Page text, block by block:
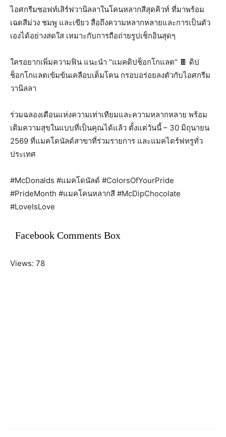
ไอศกรีมซอฟท์เสิร์ฟวานิลลาในโคนหลากสีสุดคิวท์ ที่มาพร้อม
เฉดสีม่วง ชมพู และเขียว สื่อถึงความหลากหลายและการเป็นตัว
เองได้อย่างสดใส เหมาะกับการถือถ่ายรูปเช็กอินสุดๆ
ใครอยากเพิ่มความฟิน แนะนำ “แมคดิปช็อกโกแลต” 🍫 ดิป
ช็อกโกแลตเข้มข้นเคลือบเต็มโคน กรอบอร่อยลงตัวกับไอศกรีม
วานิลลา
ร่วมฉลองเดือนแห่งความเท่าเทียมและความหลากหลาย พร้อม
เติมความสุขในแบบที่เป็นคุณได้แล้ว ตั้งแต่วันนี้ – 30 มิถุนายน
2569 ที่แมคโดนัลด์สาขาที่ร่วมรายการ และแมคไดร์ฟทรูทั่ว
ประเทศ
#McDonalds #แมคโดนัลด์ #ColorsOfYourPride
#PrideMonth #แมคโคนหลากสี #McDipChocolate
#LoveIsLove
Facebook Comments Box
Views: 78